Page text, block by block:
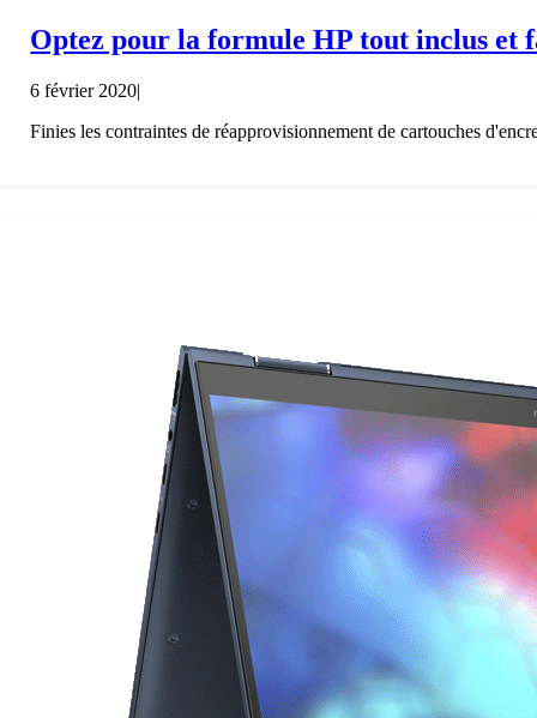
Optez pour la formule HP tout inclus et
6 février 2020|
Finies les contraintes de réapprovisionnement de cartouches